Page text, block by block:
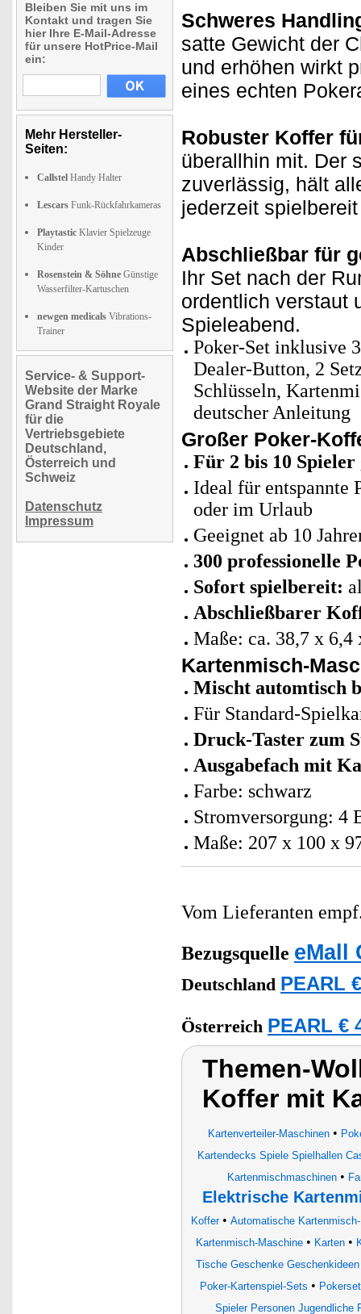
Bleiben Sie mit uns im
Kontakt und tragen Sie
hier Ihre E-Mail-Adresse
für unsere HotPrice-Mail
ein:
Mehr Hersteller-
Seiten:
Callstel Handy Halter
Lescars Funk-Rückfahrkameras
Playtastic Klavier Spielzeuge
Kinder
Rosenstein & Söhne Günstige
Wasserfilter-Kartuschen
newgen medicals Vibrations-
Trainer
Service- & Support-
Website der Marke
Grand Straight Royale
für die
Vertriebsgebiete
Deutschland,
Österreich und
Schweiz
Datenschutz
Impressum
Schweres
satte Gewicht der
und erhöhen wirkt
eines echten
Robuster Koffer
überallhin mit. Der
zuverlässig, hält
jederzeit
Abschließbar für
Ihr Set nach der
ordentlich verstaut
Spieleabend.
Poker-Set inklusive
Dealer-Button, 2
Schlüsseln,
deutscher Anleitung
Großer Poker-
Für 2 bis 10 Spieler
Ideal für entspannte
oder im Urlaub
Geeignet ab 10
300 professionelle
Sofort spielbereit:
Abschließbarer
Maße: ca. 38,7 x
Kartenmisch-
Mischt automtisch
Für Standard-
Druck-Taster zum
Ausgabefach mit
Farbe: schwarz
Stromversorgung: 4
Maße: 207 x 100 x
Vom Lieferanten
Bezugsquelle eMall
Deutschland PEARL
Österreich PEARL €
Themen-
Koffer mit
Kartenverteiler-Maschinen •
Kartendecks Spiele Spielhallen
Kartenmischmaschinen•
Elektrische
Koffer• Automatische
Kartenmisch-Maschine• Karten•
Tische Geschenke
Poker-Kartenspiel-Sets •
Spieler Personen Jugendliche